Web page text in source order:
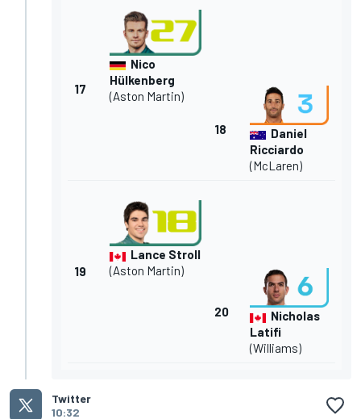
17
Nico
Hülkenberg
(Aston Martin)
18
Daniel
Ricciardo
(McLaren)
19
Lance Stroll
(Aston Martin)
20
Nicholas
Latifi
(Williams)
Twitter
10:32